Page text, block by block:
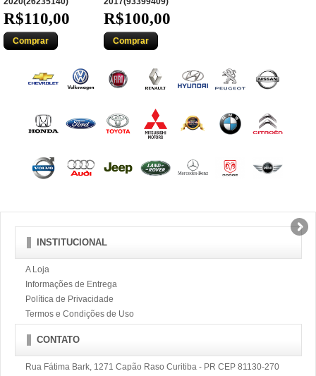
R$110,00
Comprar
R$100,00
Comprar
INSTITUCIONAL
A Loja
Informações de Entrega
Política de Privacidade
Termos e Condições de Uso
CONTATO
Rua Fátima Bark, 1271 Capão Raso Curitiba - PR CEP 81130-270